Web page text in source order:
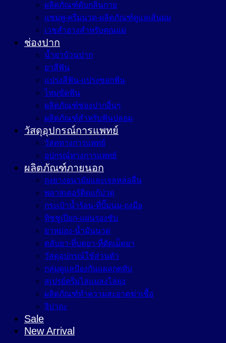
ผลิตภัณฑ์ดับกลิ่นกาย
แชมพู-ครีมนวด-ผลิตภัณฑ์ดูแลเส้นผม
เวชสำอางสำหรับคุณแม่
ช่องปาก
น้ำยาบ้วนปาก
ยาสีฟัน
แปรงสีฟัน-แปรงซอกฟัน
ไหมขัดฟัน
ผลิตภัณฑ์ช่องปากอื่นๆ
ผลิตภัณฑ์สำหรับฟันปลอม
วัสดุอุปกรณ์การแพทย์
วัสดุทางการแพทย์
อุปกรณ์ทางการแพทย์
ผลิตภัณฑ์ภายนอก
ถุงยางอนามัยและเจลหล่อลื่น
พลาสเตอร์ติดแก้ปวด
กระเป๋าน้ำร้อน-ที่ปั๊มนม-ถุงมือ
ทิชชูเปียก-แผ่นรองซับ
ยาหม่อง-น้ำมันนวด
ตลับยา-ที่บดยา-ที่ตัดเม็ดยา
วัสดุอุปกรณ์ใช้ส่วนตัว
กลุ่มดูแลป้องกันแผลกดทับ
สเปรย์ครีมไล่แมลงไล่ยุง
ผลิตภัณฑ์ทำความสะอาดฆ่าเชื้อ
จิปาถะ
Sale
New Arrival